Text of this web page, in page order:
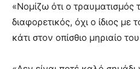
«Νομίζω ότι ο τραυματισμός
διαφορετικός, όχι ο ίδιος
κάτι στον οπίσθιο μηριαίο